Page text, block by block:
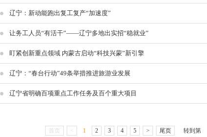
辽宁：新动能跑出复工复产“加速度”
让务工人员“有活干”——辽宁多地出实招“稳就业”
盯紧创新重点领域 内蒙古启动“科技兴蒙”新引擎
辽宁：“春台行动”49条举措推进旅游业发展
辽宁省明确百项重点工作任务及百个重大项目
首页 < 1 2 3 4 5 > 尾页 转到第